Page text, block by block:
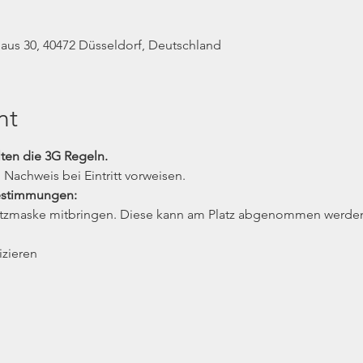
30, 40472 Düsseldorf, Deutschland
die 3G Regeln.
bei Eintritt vorweisen.
mitbringen. Diese kann am Platz abgenommen